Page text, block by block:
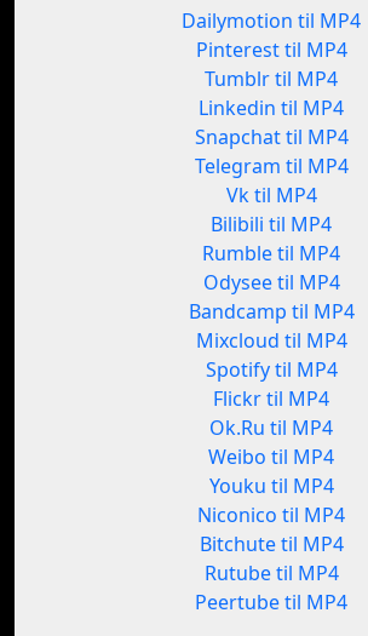
Dailymotion til MP4
Pinterest til MP4
Tumblr til MP4
Linkedin til MP4
Snapchat til MP4
Telegram til MP4
Vk til MP4
Bilibili til MP4
Rumble til MP4
Odysee til MP4
Bandcamp til MP4
Mixcloud til MP4
Spotify til MP4
Flickr til MP4
Ok.Ru til MP4
Weibo til MP4
Youku til MP4
Niconico til MP4
Bitchute til MP4
Rutube til MP4
Peertube til MP4